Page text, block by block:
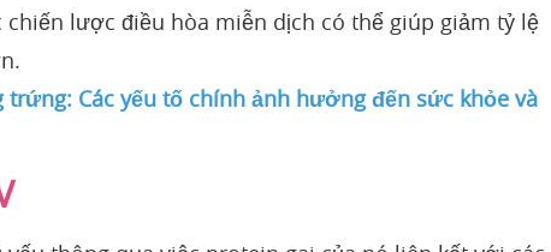
lược điều hòa miễn dịch có thể giúp giảm tỷ lệ
Các yếu tố chính ảnh hưởng đến sức khỏe và